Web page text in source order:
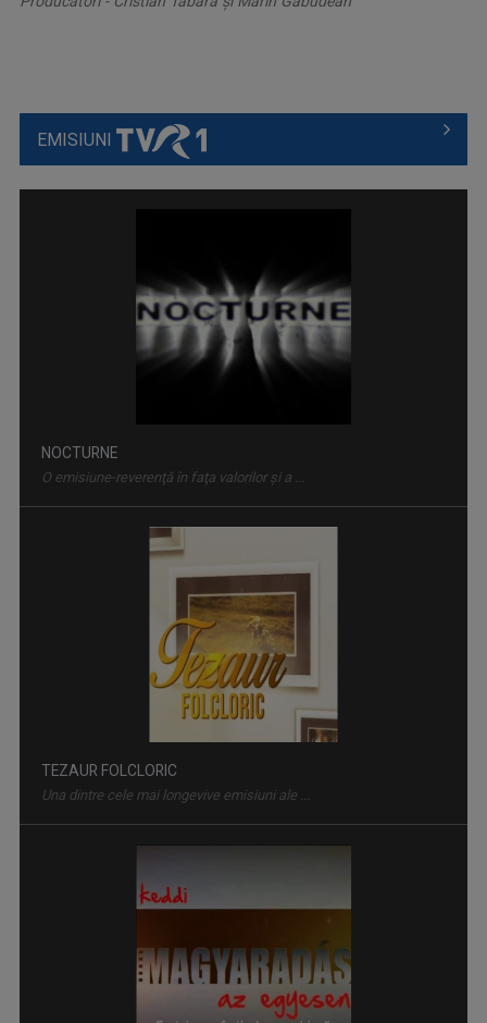
EMISIUNI
NOCTURNE
O emisiune-reverenţă în faţa valorilor şi a ...
TEZAUR FOLCLORIC
Una dintre cele mai longevive emisiuni ale ...